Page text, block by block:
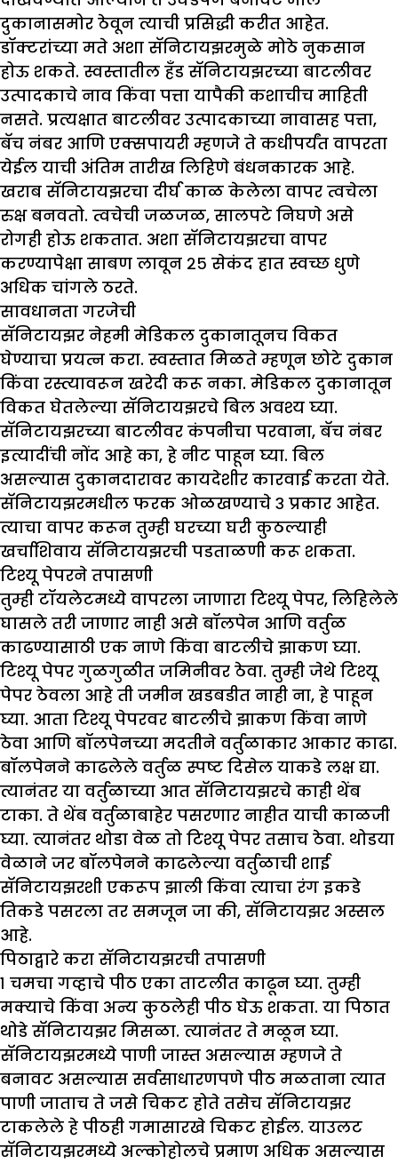
दुकानासमोर ठेवून त्याची प्रसिद्धी करीत आहेत.
डॉक्टरांच्या मते अशा सॅनिटायझरमुळे मोठे नुकसान
होऊ शकते. स्वस्तातील हँड सॅनिटायझरच्या बाटलीवर
उत्पादकाचे नाव किंवा पत्ता यापैकी कशाचीच माहिती
नसते. प्रत्यक्षात बाटलीवर उत्पादकाच्या नावासह पत्ता,
बॅच नंबर आणि एक्सपायरी म्हणजे ते कधीपर्यंत वापरता
येईल याची अंतिम तारीख लिहिणे बंधनकारक आहे.
खराब सॅनिटायझरचा दीर्घ काळ केलेला वापर त्वचेला
रुक्ष बनवतो. त्वचेची जळजळ, सालपटे निघणे असे
रोगही होऊ शकतात. अशा सॅनिटायझरचा वापर
करण्यापेक्षा साबण लावून २५ सेकंद हात स्वच्छ धुणे
अधिक चांगले ठरते.
सावधानता गरजेची
सॅनिटायझर नेहमी मेडिकल दुकानातूनच विकत
घेण्याचा प्रयत्न करा. स्वस्तात मिळते म्हणून छोटे दुकान
किंवा रस्त्यावरून खरेदी करू नका. मेडिकल दुकानातून
विकत घेतलेल्या सॅनिटायझरचे बिल अवश्य घ्या.
सॅनिटायझरच्या बाटलीवर कंपनीचा परवाना, बॅच नंबर
इत्यादींची नोंद आहे का, हे नीट पाहून घ्या. बिल
असल्यास दुकानदारावर कायदेशीर कारवाई करता येते.
सॅनिटायझरमधील फरक ओळखण्याचे ३ प्रकार आहेत.
त्याचा वापर करून तुम्ही घरच्या घरी कुठल्याही
खर्चाशिवाय सॅनिटायझरची पडताळणी करू शकता.
टिश्यू पेपरने तपासणी
तुम्ही टॉयलेटमध्ये वापरला जाणारा टिश्यू पेपर, लिहिलेले
घासले तरी जाणार नाही असे बॉलपेन आणि वर्तुळ
काढण्यासाठी एक नाणे किंवा बाटलीचे झाकण घ्या.
टिश्यू पेपर गुळगुळीत जमिनीवर ठेवा. तुम्ही जेथे टिश्यू
पेपर ठेवला आहे ती जमीन खडबडीत नाही ना, हे पाहून
घ्या. आता टिश्यू पेपरवर बाटलीचे झाकण किंवा नाणे
ठेवा आणि बॉलपेनच्या मदतीने वर्तुळाकार आकार काढा.
बॉलपेनने काढलेले वर्तुळ स्पष्ट दिसेल याकडे लक्ष द्या.
त्यानंतर या वर्तुळाच्या आत सॅनिटायझरचे काही थेंब
टाका. ते थेंब वर्तुळाबाहेर पसरणार नाहीत याची काळजी
घ्या. त्यानंतर थोडा वेळ तो टिश्यू पेपर तसाच ठेवा. थोडया
वेळाने जर बॉलपेनने काढलेल्या वर्तुळाची शाई
सॅनिटायझरशी एकरूप झाली किंवा त्याचा रंग इकडे
तिकडे पसरला तर समजून जा की, सॅनिटायझर अस्सल
आहे.
पिठाद्वारे करा सॅनिटायझरची तपासणी
१ चमचा गव्हाचे पीठ एका ताटलीत काढून घ्या. तुम्ही
मक्याचे किंवा अन्य कुठलेही पीठ घेऊ शकता. या पिठात
थोडे सॅनिटायझर मिसळा. त्यानंतर ते मळून घ्या.
सॅनिटायझरमध्ये पाणी जास्त असल्यास म्हणजे ते
बनावट असल्यास सर्वसाधारणपणे पीठ मळताना त्यात
पाणी जाताच ते जसे चिकट होते तसेच सॅनिटायझर
टाकलेले हे पीठही गमासारखे चिकट होईल. याउलट
सॅनिटायझरमध्ये अल्कोहोलचे प्रमाण अधिक असल्यास